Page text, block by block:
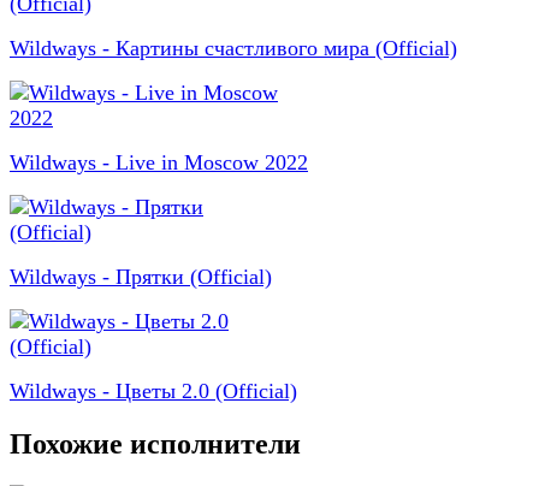
Wildways - Картины счастливого мира (Official)
Wildways - Live in Moscow 2022
Wildways - Прятки (Official)
Wildways - Цветы 2.0 (Official)
Похожие исполнители